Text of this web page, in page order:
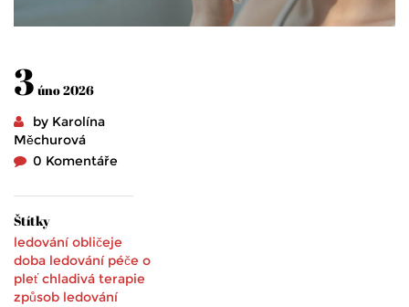
3 úno 2026
by Karolína
Měchurová
0 Komentáře
Štítky
ledování obličeje
doba ledování péče o
pleť chladivá terapie
způsob ledování